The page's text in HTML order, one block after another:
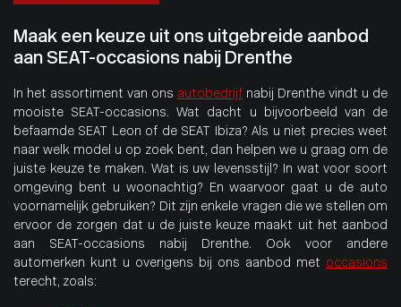
Maak een keuze uit ons uitgebreide aanbod
aan SEAT-occasions nabij Drenthe
In het assortiment van ons autobedrijf nabij Drenthe vindt u de
mooiste SEAT-occasions. Wat dacht u bijvoorbeeld van de
befaamde SEAT Leon of de SEAT Ibiza? Als u niet precies weet
naar welk model u op zoek bent, dan helpen we u graag om de
juiste keuze te maken. Wat is uw levensstijl? In wat voor soort
omgeving bent u woonachtig? En waarvoor gaat u de auto
voornamelijk gebruiken? Dit zijn enkele vragen die we stellen om
ervoor de zorgen dat u de juiste keuze maakt uit het aanbod
aan SEAT-occasions nabij Drenthe. Ook voor andere
automerken kunt u overigens bij ons aanbod met occasions
terecht, zoals: